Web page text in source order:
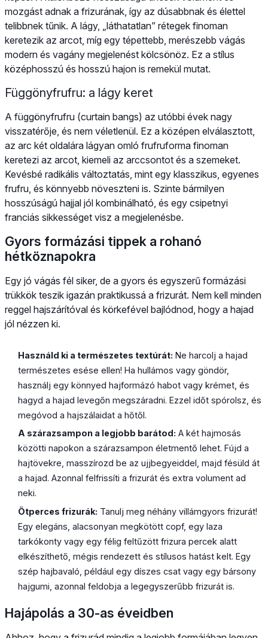
mozgást adnak a frizurának, így az dúsabbnak és élettel
telibbnek tűnik. A lágy, „láthatatlan” rétegek finoman
keretezik az arcot, míg egy tépettebb, merészebb vágás
modern és vagány megjelenést kölcsönöz. Ez a stílus
középhosszú és hosszú hajon is remekül mutat.
Függönyfrufru: a lágy keret
A függönyfrufru (curtain bangs) az utóbbi évek nagy
visszatérője, és nem véletlenül. Ez a középen elválasztott,
az arc két oldalára lágyan omló frufruforma finoman
keretezi az arcot, kiemeli az arccsontot és a szemeket.
Kevésbé radikális változtatás, mint egy klasszikus, egyenes
frufru, és könnyebb növeszteni is. Szinte bármilyen
hosszúságú hajjal jól kombinálható, és egy csipetnyi
franciás sikkességet visz a megjelenésbe.
Gyors formázási tippek a rohanó
hétköznapokra
Egy jó vágás fél siker, de a gyors és egyszerű formázási
trükkök teszik igazán praktikussá a frizurát. Nem kell minden
reggel hajszárítóval és körkefével bajlódnod, hogy a hajad
jól nézzen ki.
Használd ki a természetes textúrát: Ne harcolj a hajad
természetes esése ellen! Ha hullámos vagy göndör,
használj egy könnyed hajformázó habot vagy krémet, és
hagyd a hajad levegőn megszáradni. Ezzel időt spórolsz, és
megóvod a hajszálaidat a hőtől.
A szárazsampon a legjobb barátod: A két hajmosás
közötti napokon a szárazsampon életmentő lehet. Fújd a
hajtövekre, masszírozd be az ujjbegyeiddel, majd fésüld át
a hajad. Azonnal felfrissíti a frizurát és extra volument ad
neki.
Ötperces frizurák: Tanulj meg néhány villámgyors frizurát!
Egy elegáns, alacsonyan megkötött copf, egy laza
tarkókonty vagy egy félig feltűzött frizura percek alatt
elkészíthető, mégis rendezett és stílusos hatást kelt. Egy
szép hajbavaló, például egy díszes csat vagy egy bársony
hajgumi, azonnal feldobja a legegyszerűbb frizurát is.
Hajápolás a 30-as éveidben